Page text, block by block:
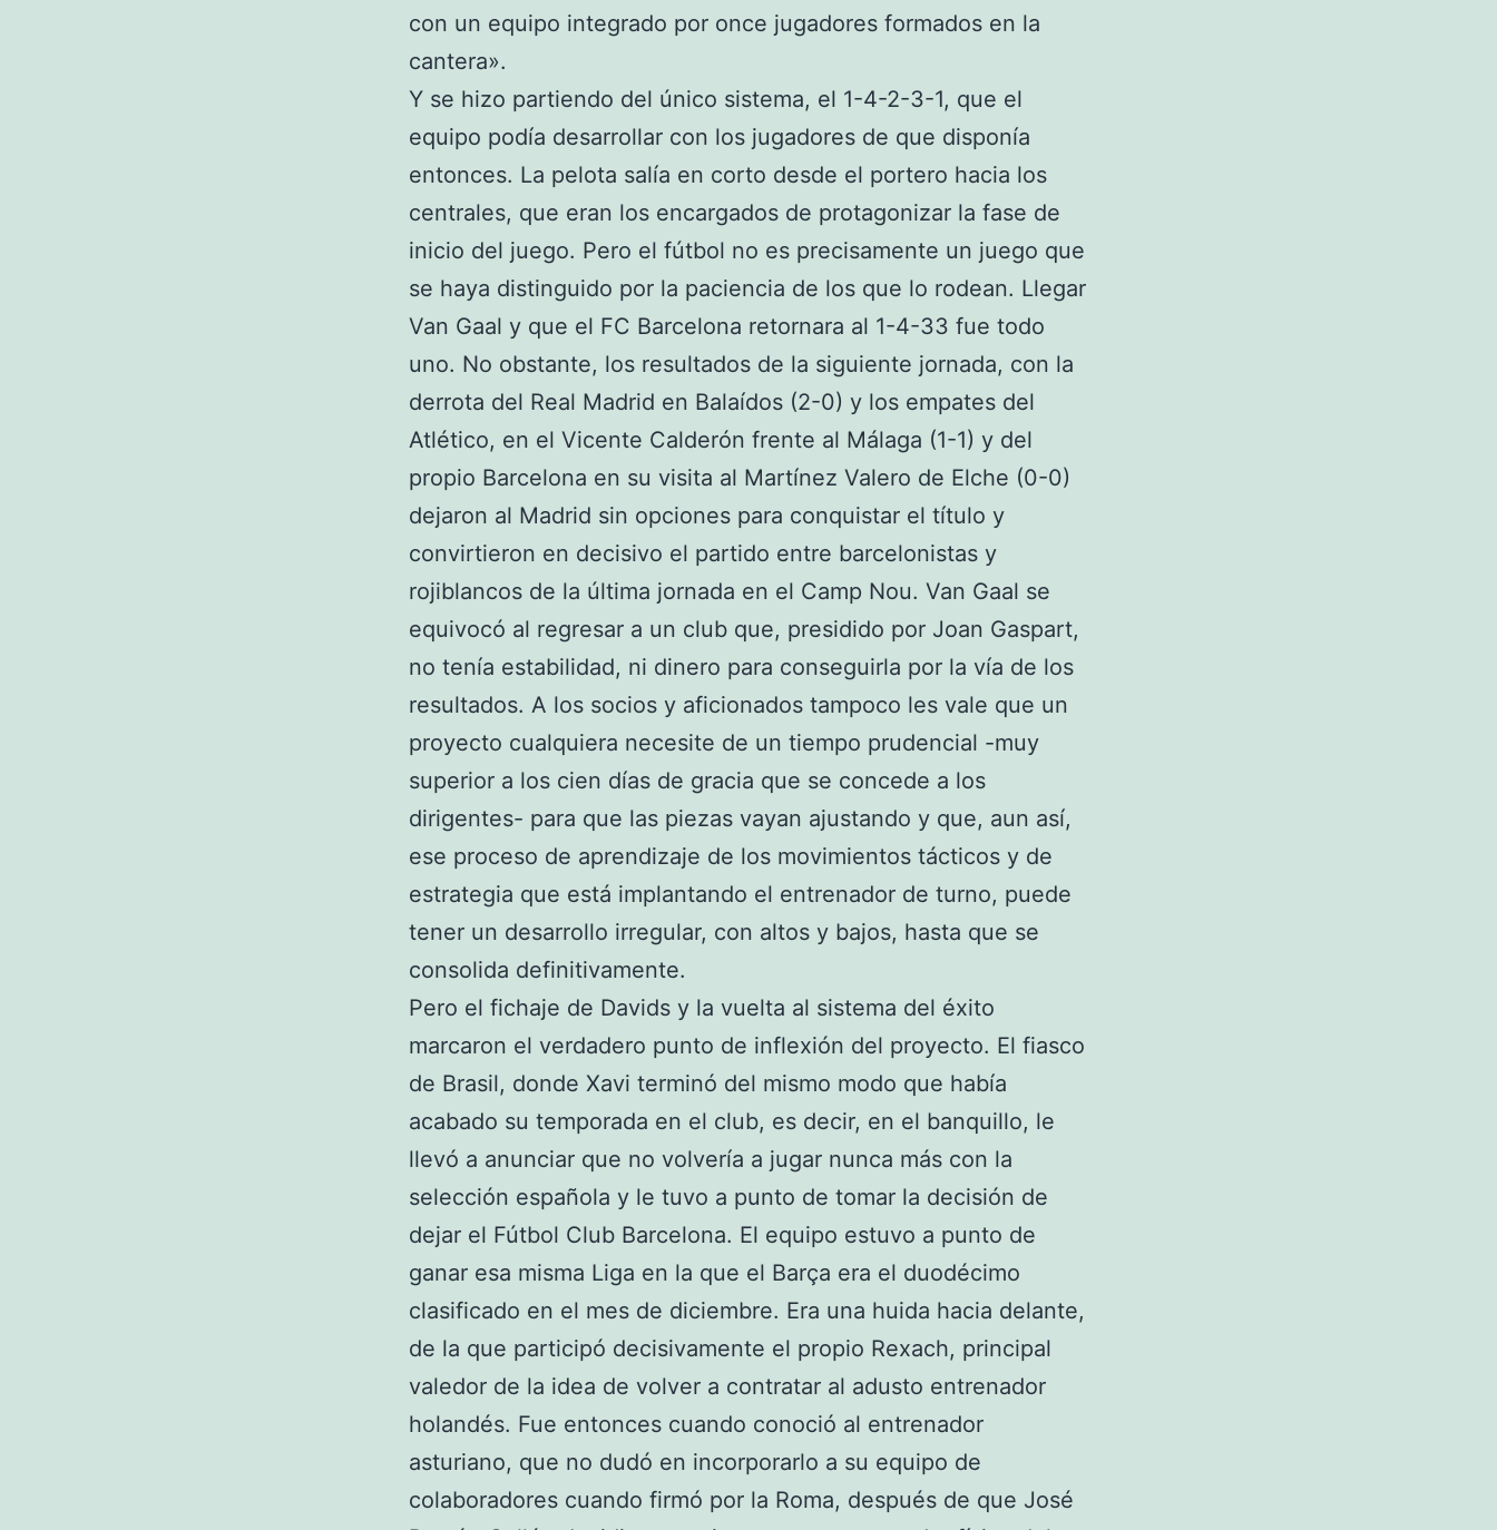
con un equipo integrado por once jugadores formados en la
cantera».
Y se hizo partiendo del único sistema, el 1-4-2-3-1, que el
equipo podía desarrollar con los jugadores de que disponía
entonces. La pelota salía en corto desde el portero hacia los
centrales, que eran los encargados de protagonizar la fase de
inicio del juego. Pero el fútbol no es precisamente un juego que
se haya distinguido por la paciencia de los que lo rodean. Llegar
Van Gaal y que el FC Barcelona retornara al 1-4-33 fue todo
uno. No obstante, los resultados de la siguiente jornada, con la
derrota del Real Madrid en Balaídos (2-0) y los empates del
Atlético, en el Vicente Calderón frente al Málaga (1-1) y del
propio Barcelona en su visita al Martínez Valero de Elche (0-0)
dejaron al Madrid sin opciones para conquistar el título y
convirtieron en decisivo el partido entre barcelonistas y
rojiblancos de la última jornada en el Camp Nou. Van Gaal se
equivocó al regresar a un club que, presidido por Joan Gaspart,
no tenía estabilidad, ni dinero para conseguirla por la vía de los
resultados. A los socios y aficionados tampoco les vale que un
proyecto cualquiera necesite de un tiempo prudencial -muy
superior a los cien días de gracia que se concede a los
dirigentes- para que las piezas vayan ajustando y que, aun así,
ese proceso de aprendizaje de los movimientos tácticos y de
estrategia que está implantando el entrenador de turno, puede
tener un desarrollo irregular, con altos y bajos, hasta que se
consolida definitivamente.
Pero el fichaje de Davids y la vuelta al sistema del éxito
marcaron el verdadero punto de inflexión del proyecto. El fiasco
de Brasil, donde Xavi terminó del mismo modo que había
acabado su temporada en el club, es decir, en el banquillo, le
llevó a anunciar que no volvería a jugar nunca más con la
selección española y le tuvo a punto de tomar la decisión de
dejar el Fútbol Club Barcelona. El equipo estuvo a punto de
ganar esa misma Liga en la que el Barça era el duodécimo
clasificado en el mes de diciembre. Era una huida hacia delante,
de la que participó decisivamente el propio Rexach, principal
valedor de la idea de volver a contratar al adusto entrenador
holandés. Fue entonces cuando conoció al entrenador
asturiano, que no dudó en incorporarlo a su equipo de
colaboradores cuando firmó por la Roma, después de que José